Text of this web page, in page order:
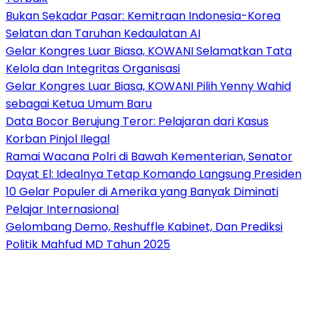
Bukan Sekadar Pasar: Kemitraan Indonesia-Korea
Selatan dan Taruhan Kedaulatan AI
Gelar Kongres Luar Biasa, KOWANI Selamatkan Tata
Kelola dan Integritas Organisasi
Gelar Kongres Luar Biasa, KOWANI Pilih Yenny Wahid
sebagai Ketua Umum Baru
Data Bocor Berujung Teror: Pelajaran dari Kasus
Korban Pinjol Ilegal
Ramai Wacana Polri di Bawah Kementerian, Senator
Dayat El: Idealnya Tetap Komando Langsung Presiden
10 Gelar Populer di Amerika yang Banyak Diminati
Pelajar Internasional
Gelombang Demo, Reshuffle Kabinet, Dan Prediksi
Politik Mahfud MD Tahun 2025